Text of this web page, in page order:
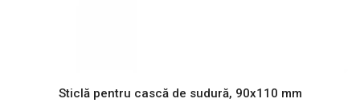
Sticlă pentru cască de sudură, 90x110 mm